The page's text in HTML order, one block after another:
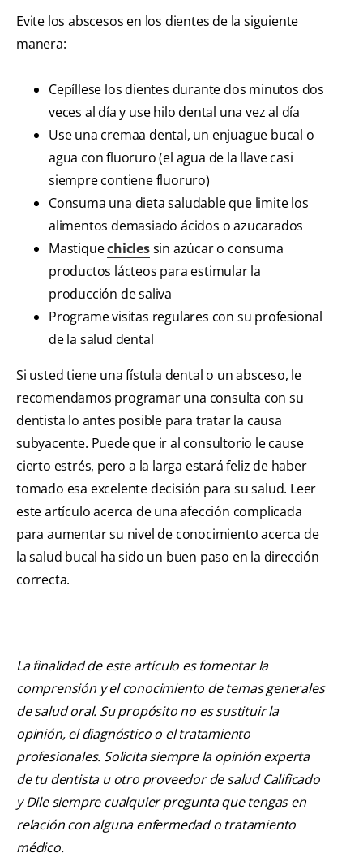
Evite los abscesos en los dientes de la siguiente
manera:
Cepíllese los dientes durante dos minutos dos
veces al día y use hilo dental una vez al día
Use una cremaa dental, un enjuague bucal o
agua con fluoruro (el agua de la llave casi
siempre contiene fluoruro)
Consuma una dieta saludable que limite los
alimentos demasiado ácidos o azucarados
Mastiquechiclessin azúcar o consuma
productos lácteos para estimular la
producción de saliva
Programe visitas regulares con su profesional
de la salud dental
Si usted tiene una fístula dental o un absceso, le
recomendamos programar una consulta con su
dentista lo antes posible para tratar la causa
subyacente. Puede que ir al consultorio le cause
cierto estrés, pero a la larga estará feliz de haber
tomado esa excelente decisión para su salud. Leer
este artículo acerca de una afección complicada
para aumentar su nivel de conocimiento acerca de
la salud bucal ha sido un buen paso en la dirección
correcta.
La finalidad de este artículo es fomentar la
comprensión y el conocimiento de temas generales
de salud oral. Su propósito no es sustituir la
opinión, el diagnóstico o el tratamiento
profesionales. Solicita siempre la opinión experta
de tu dentista u otro proveedor de salud Calificado
y Dile siempre cualquier pregunta que tengas en
relación con alguna enfermedad o tratamiento
médico.